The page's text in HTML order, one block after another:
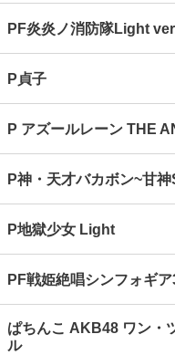
PF炎炎ノ消防隊Light
P貞子
P アズールレーン THE
P神・天才バカボン~甘
P地獄少女 Light
PF戦姫絶唱シンフォギ
ぱちんこ AKB48 ワン・
ル